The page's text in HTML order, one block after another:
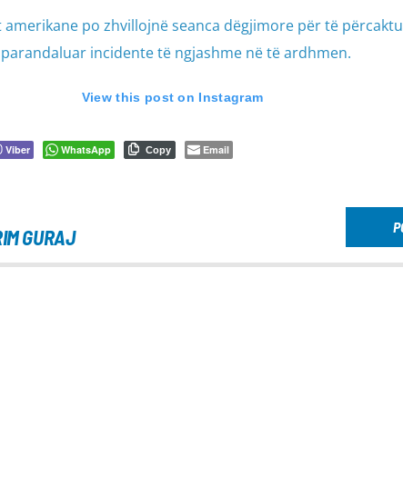
po zhvillojnë seanca dëgjimore për të
incidente të ngjashme në të ardhmen.
View this post on Instagram
Viber WhatsApp Copy Email
GURAJ